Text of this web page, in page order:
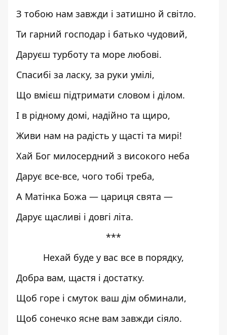
З тобою нам завжди і затишно й світло.
Ти гарний господар і батько чудовий,
Даруєш турботу та море любові.
Спасибі за ласку, за руки умілі,
Що вмієш підтримати словом і ділом.
І в рідному домі, надійно та щиро,
Живи нам на радість у щасті та мирі!
Хай Бог милосердний з високого неба
Дарує все-все, чого тобі треба,
А Матінка Божа — цариця свята —
Дарує щасливі і довгі літа.
***
Нехай буде у вас все в порядку,
Добра вам, щастя і достатку.
Щоб горе і смуток ваш дім обминали,
Щоб сонечко ясне вам завжди сіяло.